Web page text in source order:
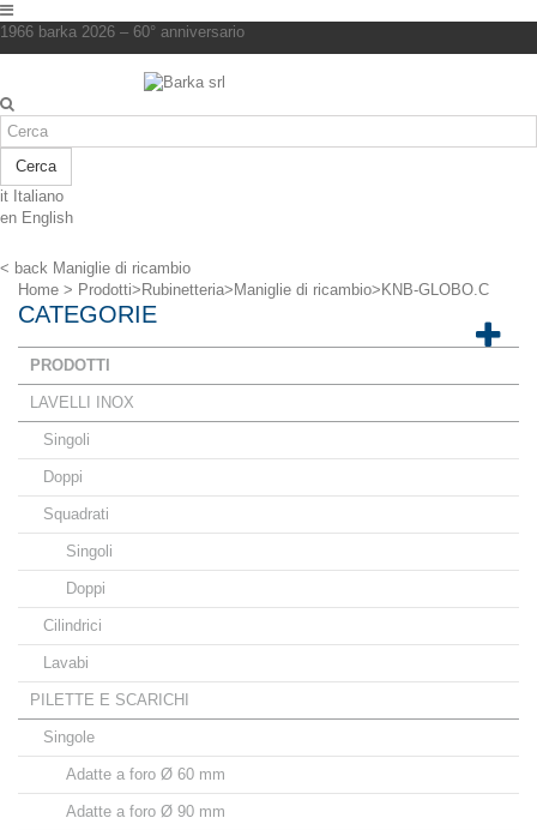
1966 barka 2026 – 60° anniversario
Cerca
it Italiano
en English
< back Maniglie di ricambio
Home > Prodotti> Rubinetteria> Maniglie di ricambio> KNB-GLOBO.C
CATEGORIE
PRODOTTI
LAVELLI INOX
Singoli
Doppi
Squadrati
Singoli
Doppi
Cilindrici
Lavabi
PILETTE E SCARICHI
Singole
Adatte a foro Ø 60 mm
Adatte a foro Ø 90 mm